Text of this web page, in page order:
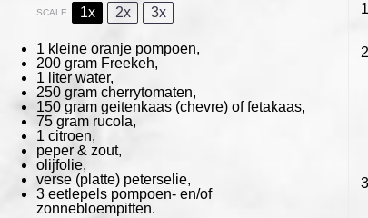
SCALE 1x 2x 3x
1 kleine oranje pompoen,
200 gram Freekeh,
1 liter water,
250 gram cherrytomaten,
150 gram geitenkaas (chevre) of fetakaas,
75 gram rucola,
1 citroen,
peper & zout,
olijfolie,
verse (platte) peterselie,
3 eetlepels pompoen- en/of
zonnebloempitten.